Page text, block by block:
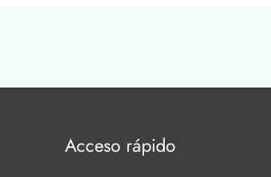
Acceso rápido